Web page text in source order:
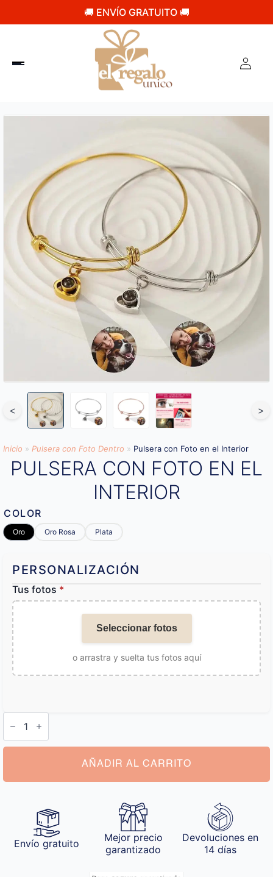
🚚 ENVÍO GRATUITO 🚚
< >
Inicio » Pulsera con Foto Dentro » Pulsera con Foto en el Interior
PULSERA CON FOTO EN EL
INTERIOR
COLOR
Oro Oro Rosa Plata
PERSONALIZACIÓN
Tus fotos *
Seleccionar fotos
o arrastra y suelta tus fotos aquí
Pulsera
con
Foto
en
AÑADIR AL CARRITO
Envío gratuito
Mejor precio
garantizado
Devoluciones en
14 días